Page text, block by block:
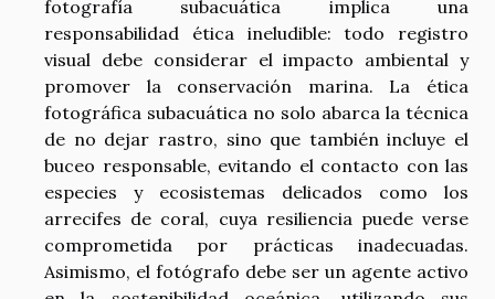
fotografía subacuática implica una
responsabilidad ética ineludible: todo registro
visual debe considerar el impacto ambiental y
promover la conservación marina. La ética
fotográfica subacuática no solo abarca la técnica
de no dejar rastro, sino que también incluye el
buceo responsable, evitando el contacto con las
especies y ecosistemas delicados como los
arrecifes de coral, cuya resiliencia puede verse
comprometida por prácticas inadecuadas.
Asimismo, el fotógrafo debe ser un agente activo